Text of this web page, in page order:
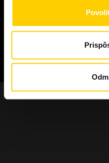
Formulár pre odstúpenie
Ochrana osobných
Cookies
©2026Vapeshoponline.sk
máme